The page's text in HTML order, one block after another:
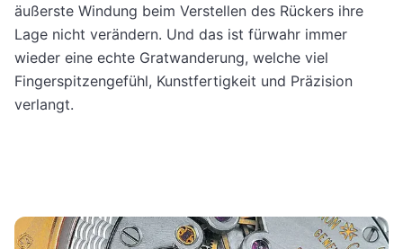
äußerste Windung beim Verstellen des Rückers ihre
Lage nicht verändern. Und das ist fürwahr immer
wieder eine echte Gratwanderung, welche viel
Fingerspitzengefühl, Kunstfertigkeit und Präzision
verlangt.